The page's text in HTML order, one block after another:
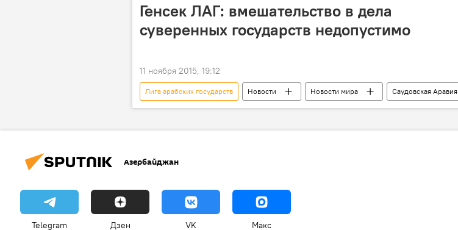
Генсек ЛАГ: вмешательство в дела
суверенных государств недопустимо
11 ноября 2015, 19:12
Лига арабских государств Новости Новости мира
Саудовская Аравия
Генеральный секретарь ЛАГ Набиль аль-Араби
ИГИЛ
Азербайджан
Telegram Дзен VK Макс